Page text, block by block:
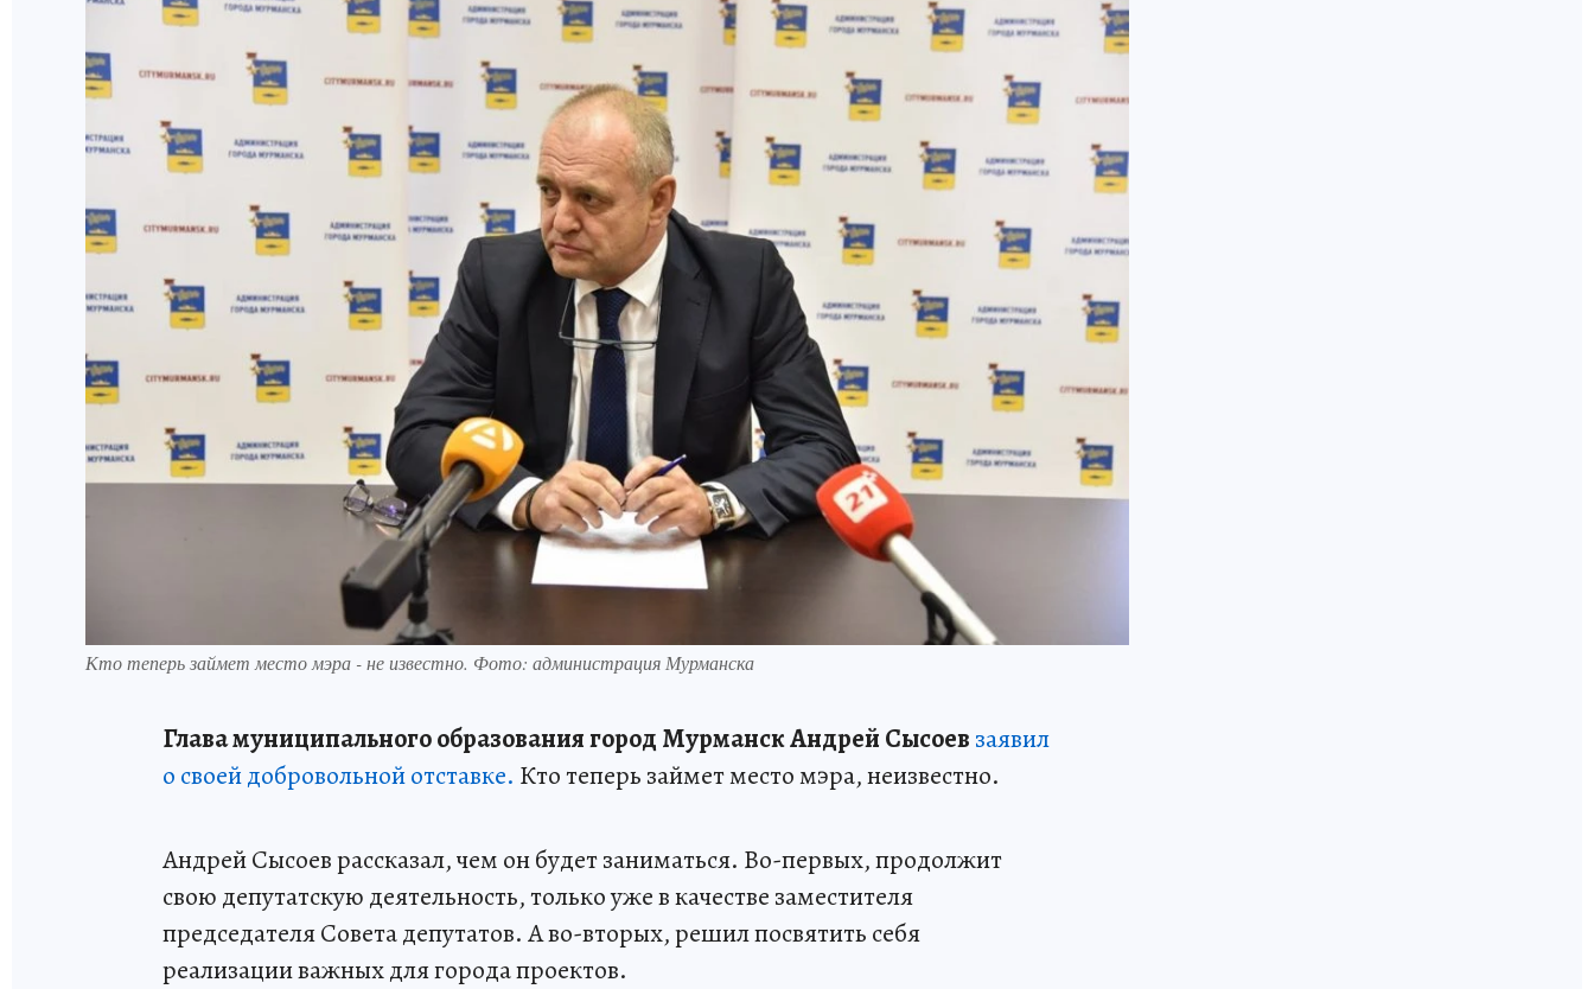
Кто теперь займет место мэра - не известно. Фото: администрация Мурманска
Глава муниципального образования город Мурманск Андрей Сысоев заявил
о своей добровольной отставке. Кто теперь займет место мэра, неизвестно.
Андрей Сысоев рассказал, чем он будет заниматься. Во-первых, продолжит
свою депутатскую деятельность, только уже в качестве заместителя
председателя Совета депутатов. А во-вторых, решил посвятить себя
реализации важных для города проектов.